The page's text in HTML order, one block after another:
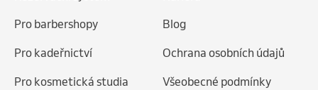
Pro barbershopy
Pro kadeřnictví
Pro kosmetická studia
Blog
Ochrana osobních údajů
Všeobecné podmínky